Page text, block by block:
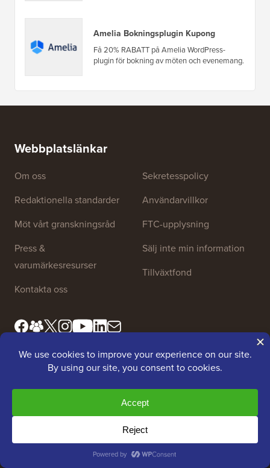
Amelia Bokningsplugin Kupong
Få 20% RABATT på Amelia WordPress-
plugin för bokning av möten och evenemang.
Webbplatslänkar
Om oss
Redaktionella standarder
Möt vårt granskningsråd
Press &
varumärkesresurser
Kontakta oss
Sekretesspolicy
Användarvillkor
FTC-upplysning
Sälj inte min information
Tillväxtfond
Gratis verktyg
Företagsnamnsgenerator
WordPress-temadetektor
SEO Nyckelordsgenerator